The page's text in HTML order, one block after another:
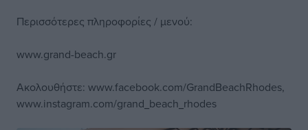
Περισσότερες πληροφορίες / μενού:
www.grand-beach.gr
Aκολουθήστε: www.facebook.com/GrandBeachRhodes,
www.instagram.com/grand_beach_rhodes